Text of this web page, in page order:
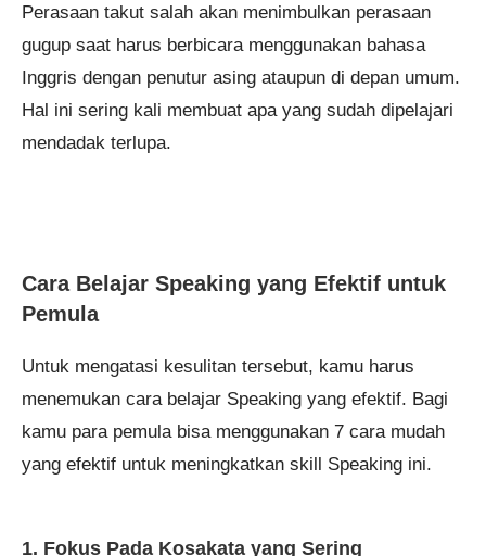
Perasaan takut salah akan menimbulkan perasaan
gugup saat harus berbicara menggunakan bahasa
Inggris dengan penutur asing ataupun di depan umum.
Hal ini sering kali membuat apa yang sudah dipelajari
mendadak terlupa.
Cara Belajar Speaking yang Efektif untuk
Pemula
Untuk mengatasi kesulitan tersebut, kamu harus
menemukan cara belajar Speaking yang efektif. Bagi
kamu para pemula bisa menggunakan 7 cara mudah
yang efektif untuk meningkatkan skill Speaking ini.
1. Fokus Pada Kosakata yang Sering